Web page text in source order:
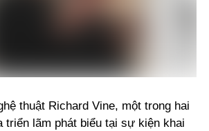
thuật Richard Vine, một trong hai
triển lãm phát biểu tại sự kiện khai